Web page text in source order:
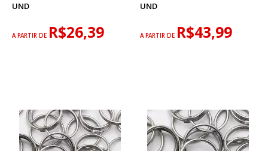
UND
A PARTIR DE R$26,39
UND
A PARTIR DE R$43,99